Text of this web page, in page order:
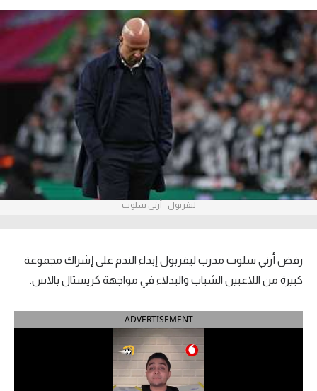
مسابقة التوقعات
فيديوهات
عدسات
آراء حرة
ركن الألعاب
بطولات
أمريكا 2026
الدوري الإنجليزي الممتاز
الدوري الإسباني
ليفربول - أرني سلوت
رفض أرني سلوت مدرب ليفربول إبداء الندم على إشراك مجموعة
كبيرة من اللاعبين الشباب والبدلاء في مواجهة كريستال بالاس.
ADVERTISEMENT